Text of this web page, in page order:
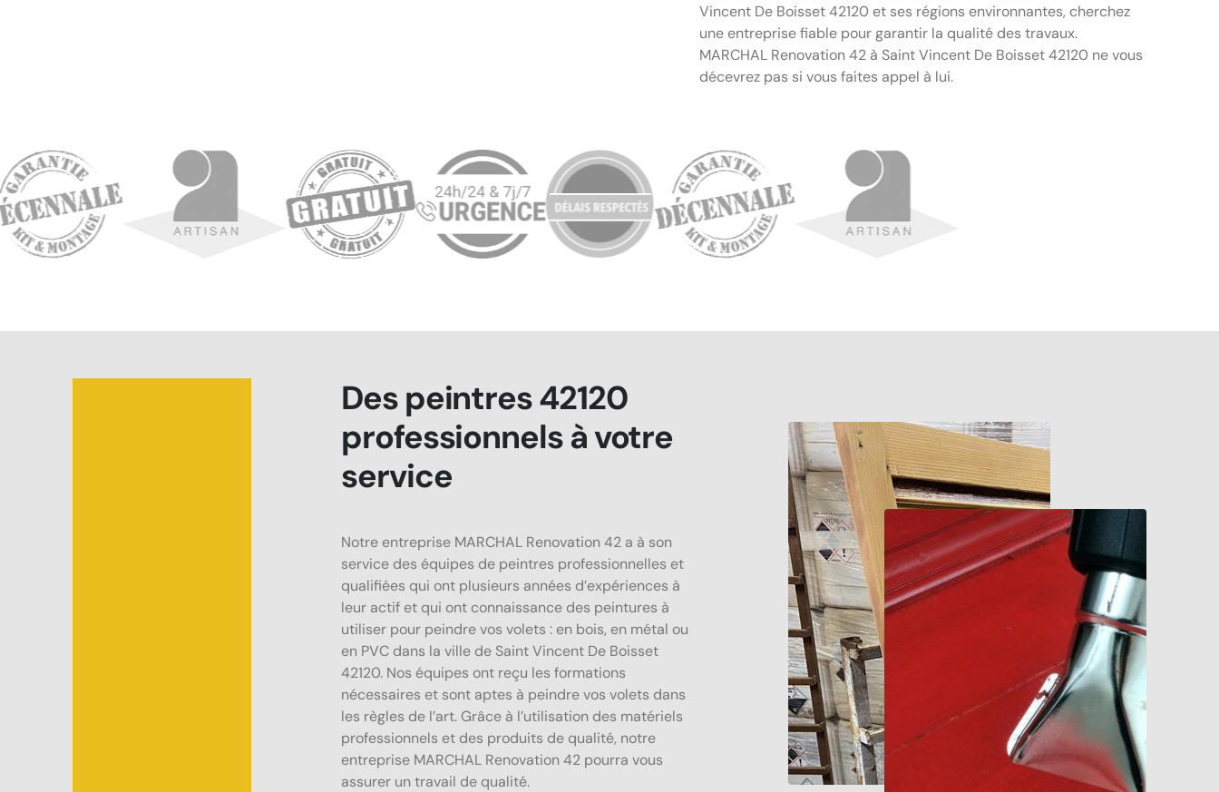
Vincent De Boisset 42120 et ses régions environnantes, cherchez
une entreprise fiable pour garantir la qualité des travaux.
MARCHAL Renovation 42 à Saint Vincent De Boisset 42120 ne vous
décevrez pas si vous faites appel à lui.
Des peintres 42120
professionnels à votre
service
Notre entreprise MARCHAL Renovation 42 a à son
service des équipes de peintres professionnelles et
qualifiées qui ont plusieurs années d’expériences à
leur actif et qui ont connaissance des peintures à
utiliser pour peindre vos volets : en bois, en métal ou
en PVC dans la ville de Saint Vincent De Boisset
42120. Nos équipes ont reçu les formations
nécessaires et sont aptes à peindre vos volets dans
les règles de l’art. Grâce à l’utilisation des matériels
professionnels et des produits de qualité, notre
entreprise MARCHAL Renovation 42 pourra vous
assurer un travail de qualité.